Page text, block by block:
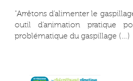
"Arrêtons d’alimenter le
outil d’animation pratique
problématique du gaspillage (…)